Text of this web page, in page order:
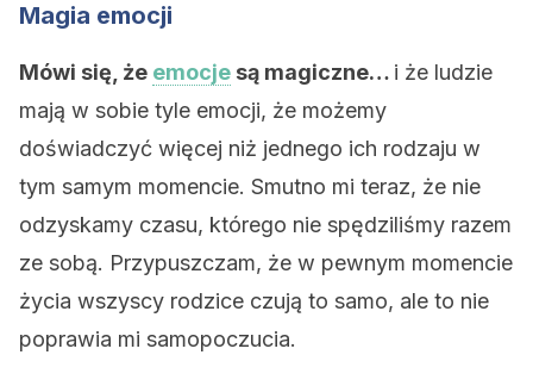
Magia emocji
Mówi się, że emocje są magiczne… i że ludzie
mają w sobie tyle emocji, że możemy
doświadczyć więcej niż jednego ich rodzaju w
tym samym momencie. Smutno mi teraz, że nie
odzyskamy czasu, którego nie spędziliśmy razem
ze sobą. Przypuszczam, że w pewnym momencie
życia wszyscy rodzice czują to samo, ale to nie
poprawia mi samopoczucia.